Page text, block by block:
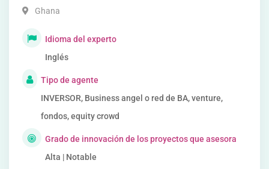
Ghana
Idioma del experto
Inglés
Tipo de agente
INVERSOR, Business angel o red de BA, venture,
fondos, equity crowd
Grado de innovación de los proyectos que asesora
Alta | Notable